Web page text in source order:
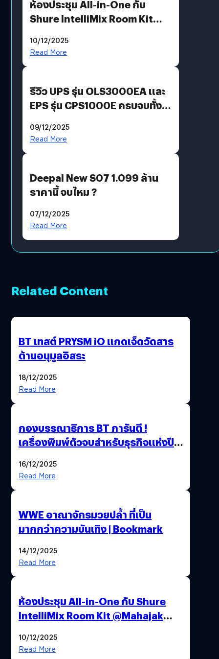
ห้องประชุม All-in-One กับ
Shure IntelliMix Room Kit
10/12/2025
Read More
รีวิว UPS รุ่น OLS3000EA และ
EPS รุ่น CPS1000E ครบจบทั้ง
09/12/2025
Read More
Deepal New S07 1.099 ล้าน
ราคานี้ จบไหม ?
07/12/2025
Read More
Related Content
BT เทสต์ PRYSM iO แกดเจ็ดวัดสาร
ต้านอนุมูลอิสระ
18/12/2025
Read More
กองบรรณาธิการ BT การันตี !
เครื่องพิมพ์ตัวจบสำหรับธุรกิจแห่งปี
16/12/2025
Read More
WWE อาณาจักรมวยปล้ำ ที่เป็น
มากกว่าความบันเทิง | Bookmark
14/12/2025
Read More
ห้องประชุม All-in-One กับ Shure
IntelliMix Room Kit @Mahajak
10/12/2025
Read More